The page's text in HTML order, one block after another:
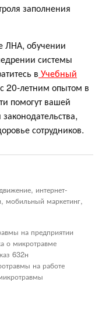
заполнения
ЛНА, обучении
системы
в Учебный
20-летним опытом в
помогут вашей
сотрудников.
интернет-
мобильный маркетинг,
на предприятии
о микротравме
632н
на работе